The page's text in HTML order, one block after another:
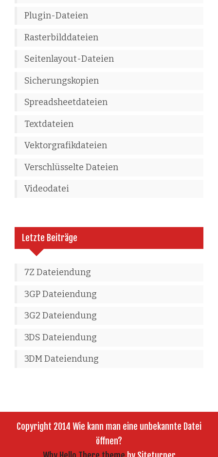
Plugin-Dateien
Rasterbilddateien
Seitenlayout-Dateien
Sicherungskopien
Spreadsheetdateien
Textdateien
Vektorgrafikdateien
Verschlüsselte Dateien
Videodatei
Letzte Beiträge
7Z Dateiendung
3GP Dateiendung
3G2 Dateiendung
3DS Dateiendung
3DM Dateiendung
Copyright 2014 Wie kann man eine unbekannte Datei
öffnen?